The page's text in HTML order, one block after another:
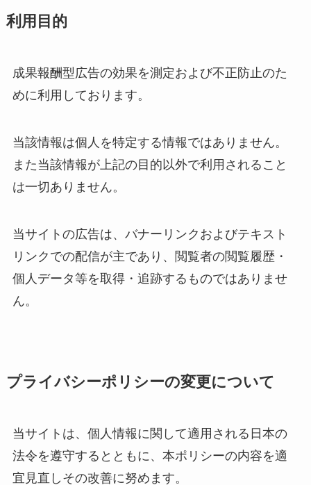
利用目的
成果報酬型広告の効果を測定および不正防止のた
めに利用しております。
当該情報は個人を特定する情報ではありません。
また当該情報が上記の目的以外で利用されること
は一切ありません。
当サイトの広告は、バナーリンクおよびテキスト
リンクでの配信が主であり、閲覧者の閲覧履歴・
個人データ等を取得・追跡するものではありませ
ん。
プライバシーポリシーの変更について
当サイトは、個人情報に関して適用される日本の
法令を遵守するとともに、本ポリシーの内容を適
宜見直しその改善に努めます。